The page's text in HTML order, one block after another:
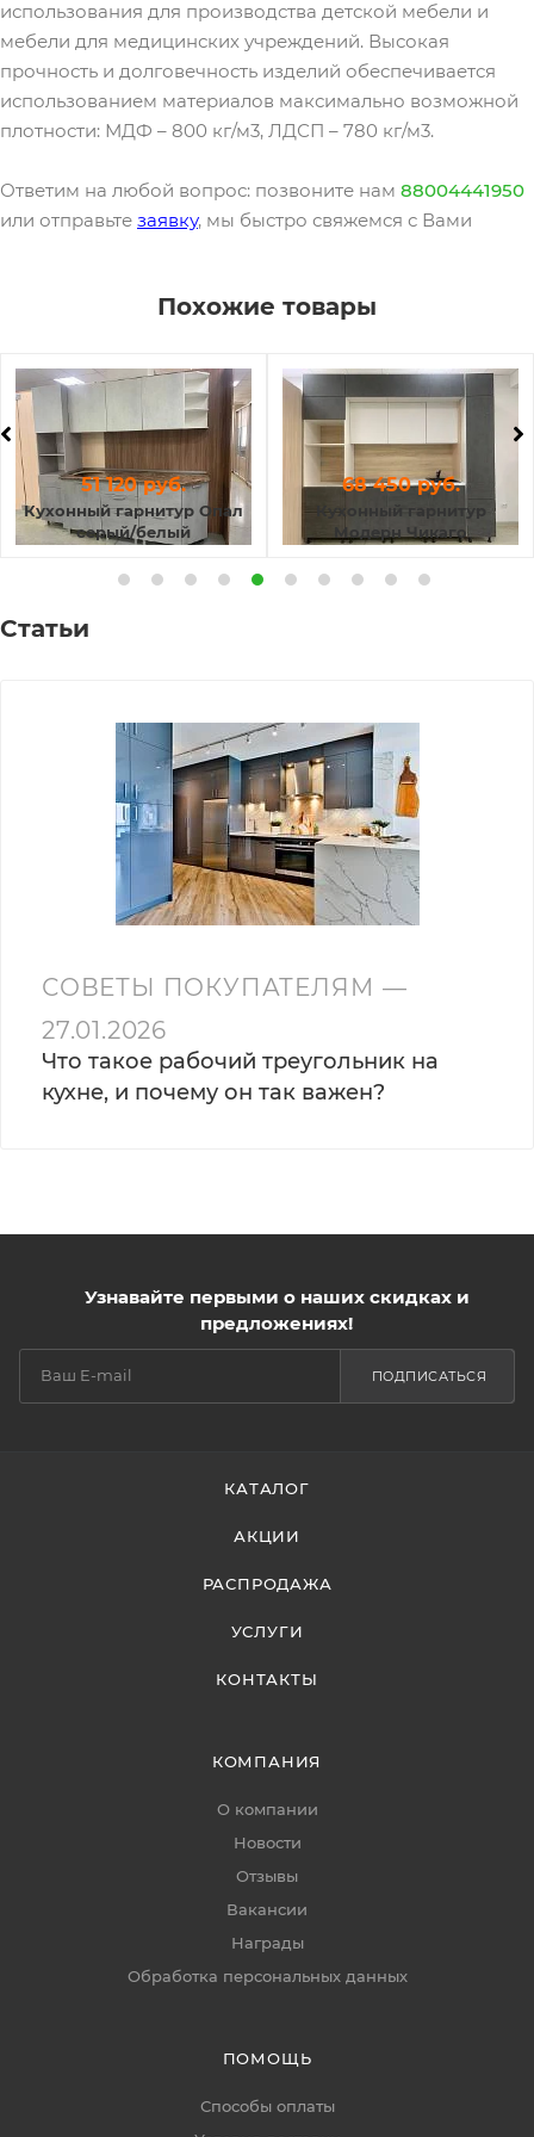
использования для производства детской мебели и
мебели для медицинских учреждений. Высокая
прочность и долговечность изделий обеспечивается
использованием материалов максимально возможной
плотности: МДФ – 800 кг/м3, ЛДСП – 780 кг/м3.
Ответим на любой вопрос: позвоните нам 88004441950
или отправьте заявку, мы быстро свяжемся с Вами
Похожие товары
Кухонный гарнитур Опал
серый/белый
51 120 руб.
Кухонный гарнитур
Модерн Чикаго
68 450 руб.
Статьи
СОВЕТЫ ПОКУПАТЕЛЯМ —
27.01.2026
Что такое рабочий треугольник на
кухне, и почему он так важен?
Узнавайте первыми о наших скидках и
предложениях!
ПОДПИСАТЬСЯ
КАТАЛОГ
АКЦИИ
РАСПРОДАЖА
УСЛУГИ
КОНТАКТЫ
КОМПАНИЯ
О компании
Новости
Отзывы
Вакансии
Награды
Обработка персональных данных
ПОМОЩЬ
Способы оплаты